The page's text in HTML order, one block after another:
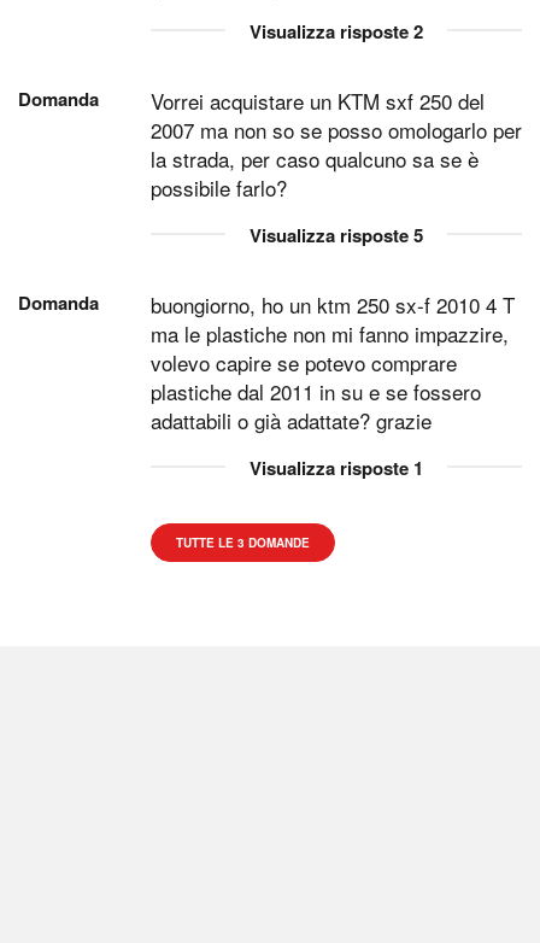
Visualizza risposte2
Domanda
Vorrei acquistare un KTM sxf 250 del
2007 ma non so se posso omologarlo per
la strada, per caso qualcuno sa se è
possibile farlo?
Visualizza risposte5
Domanda
buongiorno, ho un ktm 250 sx-f 2010 4 T
ma le plastiche non mi fanno impazzire,
volevo capire se potevo comprare
plastiche dal 2011 in su e se fossero
adattabili o già adattate? grazie
Visualizza risposte 1
TUTTE LE 3 DOMANDE